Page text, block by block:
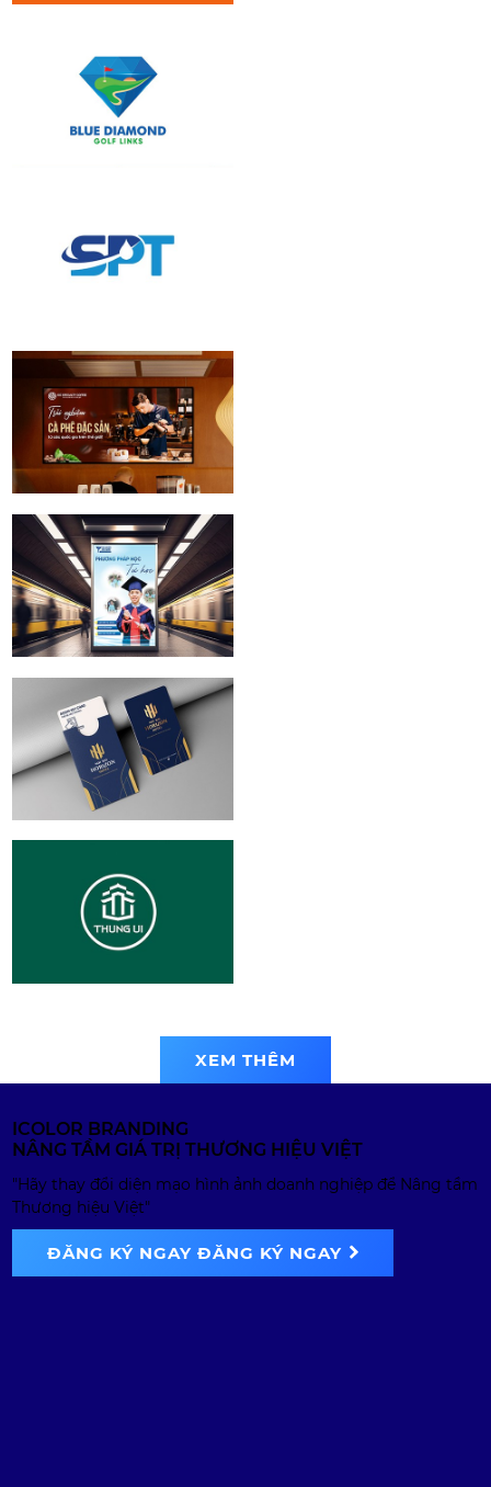
identity Design
Design
Vận tải Xăng dầu
Phương Nam |
Logo Design
ICC Coffee Center
| Brand identity
Design
Giáo dục thực
nghiệm Victory |
Branding
Noi Bai Horizon
Hotel Branding
Thung Ui | Logo
XEM THÊM
ICOLOR BRANDING
NÂNG TẦM GIÁ TRỊ THƯƠNG HIỆU VIỆT
"Hãy thay đổi diện mạo hình ảnh doanh nghiệp để Nâng tầm
Thương hiệu Việt"
ĐĂNG KÝ NGAY ĐĂNG KÝ NGAY